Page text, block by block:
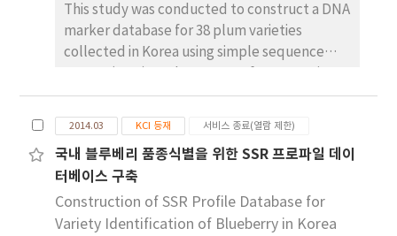
rice stored at a low temperature was 86.8–
94.7%, depending on the storage period. For
brown rice, the detection accuracy was 94.7–
a low temperature, depending on the
storage period. The accuracy of
storage temperature and time, while that for
brown rice was more than 92% regardless of
the storage conditions. These results suggest
that the developed discriminant analysis
대한 덴드로그 램을 작성하였을 때 공시품종의 유전
적 거리는 0.44 ~ 1.00 범위로 나타났으며, 147품종
중 143품종은 14개 SSR 분자표 지에 의해 식별이 되
된 2품종은 원품종과 구분이 되지 않았다. 본 연구에
의해 구축된 국화 품종별 SSR 분자표지 데이터베이
스 는 국화 출원품종의 대조품종 선정과 품종보호권
침해 및 종 자분쟁 발생시 유용하게 활용될 수 있을 것
으로 사료된다.
This study was conducted to construct a DNA
marker database for 38 plum varieties
collected in Korea using simple sequence
pairs was tested to select polymorphic SSR
markers between 8 varieties. Among the 61
primer pairs, 21 showed polymorphism,
reproducibility and easy scoring. The genetic
relationship between the 21 SSR markers
and 38 varieties was analyzed. A total of 210
polymorphic amplified fragments were
2014.03 KCI 등재 서비스 종료(열람 제한)
국내 블루베리 품종식별을 위한 SSR 프로파일 데이
터베이스 구축
Construction of SSR Profile Database for
Variety Identification of Blueberry in Korea